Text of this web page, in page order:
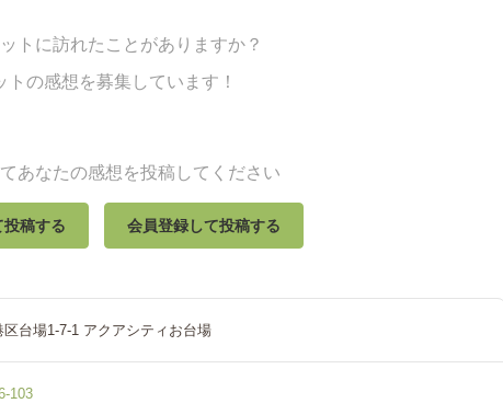
トに訪れたことがありますか？
トの感想を募集しています！
あなたの感想を投稿してください
投稿する 会員登録して投稿する
台場1‐7‐1 アクアシティお台場
103